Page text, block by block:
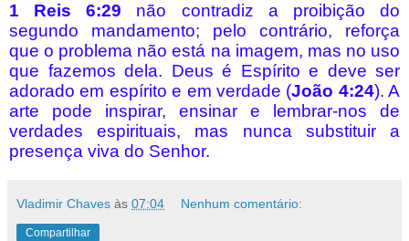
1 Reis 6:29 não contradiz a proibição do
segundo mandamento; pelo contrário, reforça
que o problema não está na imagem, mas no uso
que fazemos dela. Deus é Espírito e deve ser
adorado em espírito e em verdade (João 4:24). A
arte pode inspirar, ensinar e lembrar-nos de
verdades espirituais, mas nunca substituir a
presença viva do Senhor.
Vladimir Chaves às 07:04 Nenhum comentário:
Compartilhar